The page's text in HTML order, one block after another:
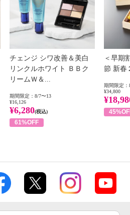
チェンジ シワ改善＆美白
リンクルホワイト ＢＢク
リームＷ＆...
期間限定：8/7〜13
¥16,126
¥6,280(税込)
61%OFF
＜早期
節 新春
期間限定：
¥34,800